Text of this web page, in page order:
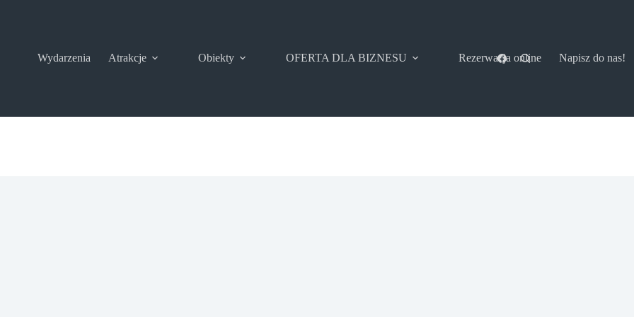
Wydarzenia Atrakcje Obiekty OFERTA DLA BIZNESU Rezerwacja online Napisz do nas!